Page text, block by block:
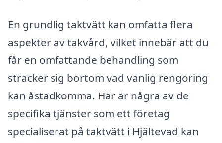
En grundlig taktvätt kan omfatta flera
aspekter av takvård, vilket innebär att du
får en omfattande behandling som
sträcker sig bortom vad vanlig rengöring
kan åstadkomma. Här är några av de
specifika tjänster som ett företag
specialiserat på taktvätt i Hjältevad kan